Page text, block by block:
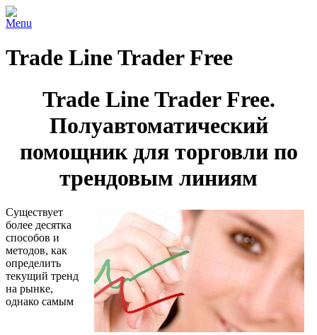
Menu
Trade Line Trader Free
Trade Line Trader Free.
Полуавтоматический
помощник для торговли по
трендовым линиям
Существует
более десятка
способов и
методов, как
определить
текущий тренд
на рынке,
однако самым